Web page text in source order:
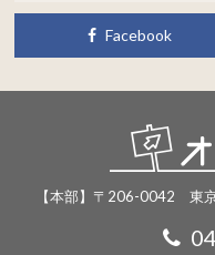
Facebook
【本部】〒206-0042 東